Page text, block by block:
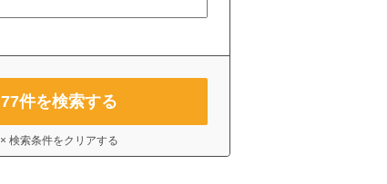
77件を検索する
× 検索条件をクリアする